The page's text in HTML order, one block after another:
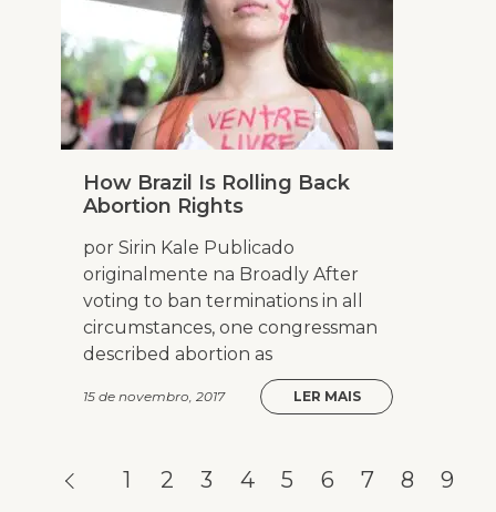
How Brazil Is Rolling Back
Abortion Rights
por Sirin Kale Publicado
originalmente na Broadly After
voting to ban terminations in all
circumstances, one congressman
described abortion as
15 de novembro, 2017 LER MAIS
1 2 3 4 5 6 7 8
9